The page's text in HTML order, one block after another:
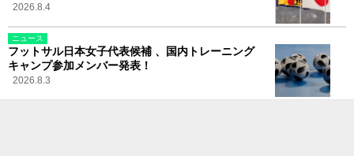
2026.8.4
ニュース
フットサル日本女子代表候補 、国内トレーニング
キャンプ参加メンバー発表！
2026.8.3